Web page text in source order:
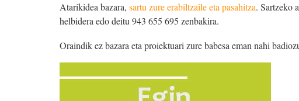
Atarikidea bazara, sartu zure erabiltzaile eta pasahitza. Sartzeko
helbidera edo deitu 943 655 695 zenbakira.
Oraindik ez bazara eta proiektuari zure babesa eman nahi